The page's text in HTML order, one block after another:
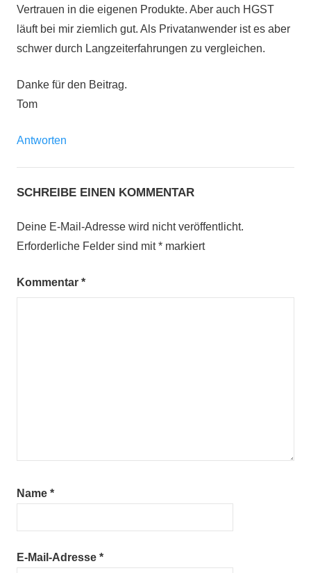
Vertrauen in die eigenen Produkte. Aber auch HGST
läuft bei mir ziemlich gut. Als Privatanwender ist es aber
schwer durch Langzeiterfahrungen zu vergleichen.
Danke für den Beitrag.
Tom
Antworten
SCHREIBE EINEN KOMMENTAR
Deine E-Mail-Adresse wird nicht veröffentlicht.
Erforderliche Felder sind mit* markiert
Kommentar *
Name *
E-Mail-Adresse *